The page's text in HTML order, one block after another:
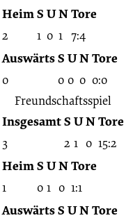
HeimS UNTore
2 1 0 1 7:4
AuswärtsS UNTore
0 0 0 0 0:0
Freundschaftsspiel
InsgesamtS UNTore
3 2 1 0 15:2
HeimS UNTore
1 0 1 0 1:1
AuswärtsS UNTore